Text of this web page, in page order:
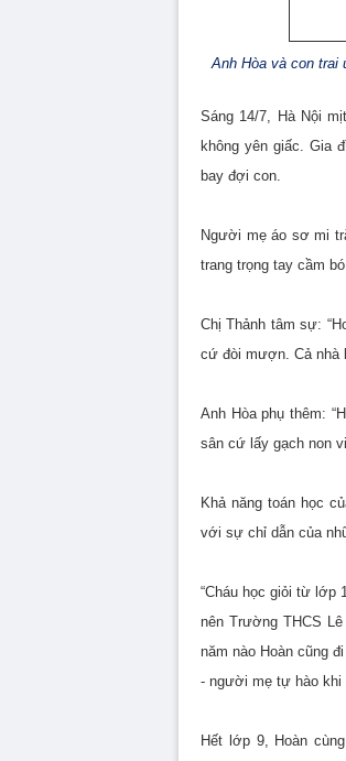
Anh Hòa và con trai
Sáng 14/7, Hà Nội
không yên giấc. Gia
bay đợi con.
Người mẹ áo sơ mi
trang trọng tay cầm
Chị Thảnh tâm sự:
cứ đòi mượn. Cả nhà
Anh Hòa phụ thêm:
sân cứ lấy gạch non
Khả năng toán học
với sự chỉ dẫn của
“Cháu học giỏi từ lớp
nên Trường THCS
năm nào Hoàn cũng
- người mẹ tự hào khi
Hết lớp 9, Hoàn